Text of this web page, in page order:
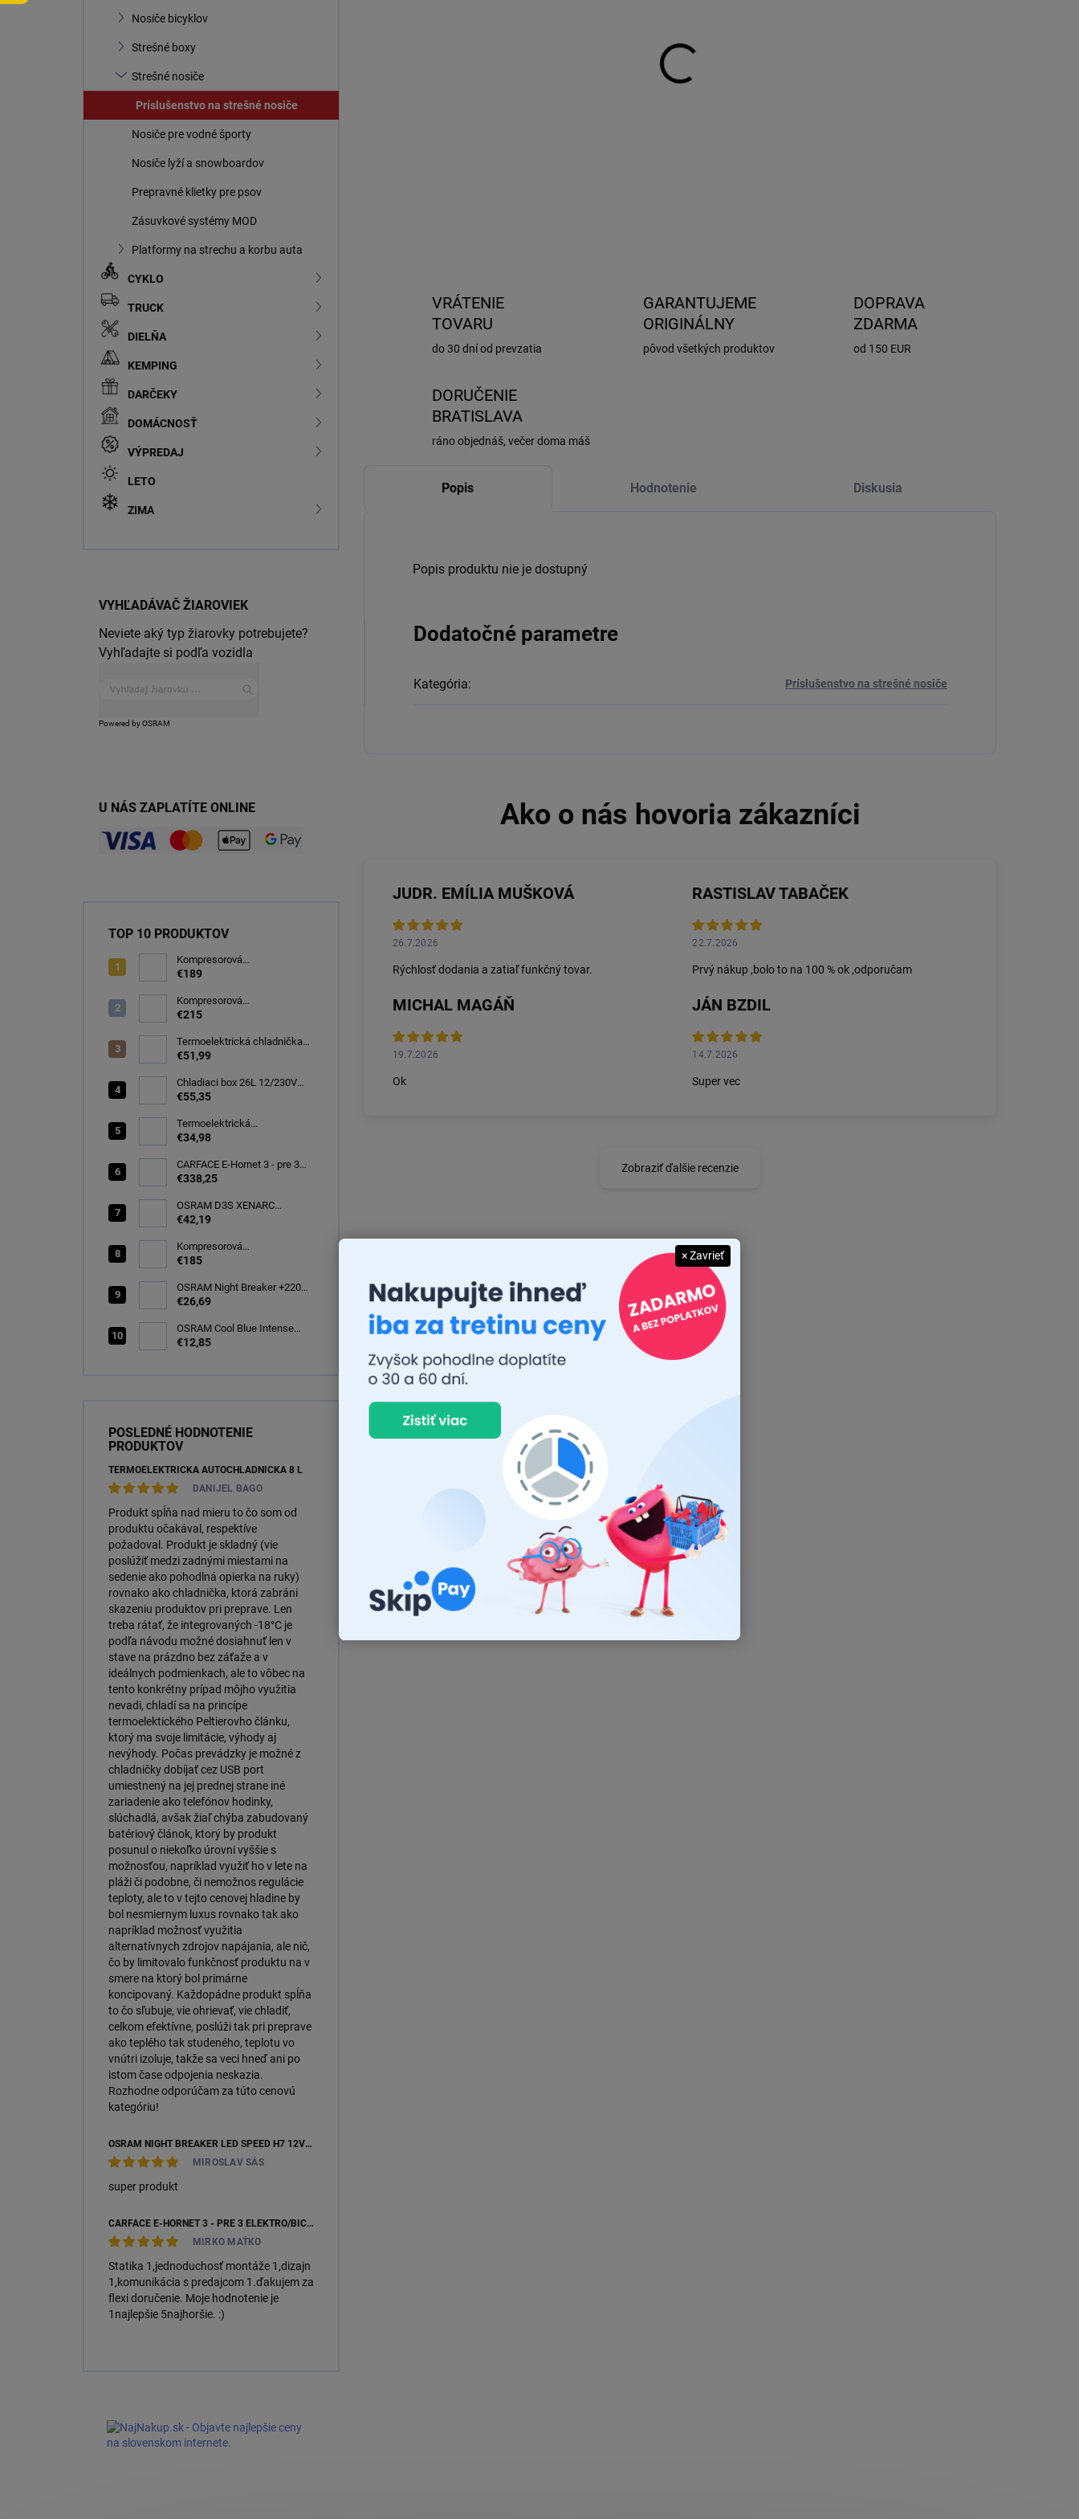
Nosiče bicyklov
Strešné boxy
Strešné nosiče
Príslušenstvo na strešné nosiče
Nosiče pre vodné športy
Nosiče lyží a snowboardov
Prepravné klietky pre psov
Zásuvkové systémy MOD
Platformy na strechu a korbu auta
CYKLO
TRUCK
DIELŇA
KEMPING
DARČEKY
DOMÁCNOSŤ
VÝPREDAJ
LETO
ZIMA
VYHĽADÁVAČ ŽIAROVIEK
Neviete aký typ žiarovky potrebujete?
Vyhľadajte si podľa vozidla
Powered by OSRAM
U NÁS ZAPLATÍTE ONLINE
TOP 10 PRODUKTOV
Kompresorová
autochladnička 32 litrov, -20C
€189
Kompresorová
autochladnička 40 litrov, -22C
€215
Termoelektrická chladnička
CARFACE 29 litrov -20C
€51,99
Chladiaci box 26L 12/230V
autochladnička, modrá
€55,35
Termoelektrická
autochladnička 8 l
€34,98
CARFACE E-Hornet 3 - pre 3
elektro/bicykle
€338,25
OSRAM D3S XENARC
ORIGINAL SPARE 35W
€42,19
Kompresorová
autochladnička 25 litrov, -20C
€185
OSRAM Night Breaker +220%
H7 PX26d 12V 55W BOX
€26,69
OSRAM Cool Blue Intense
(NEXT GEN) H7 PX26d 12V
€12,85
POSLEDNÉ HODNOTENIE
PRODUKTOV
TERMOELEKTRICKÁ AUTOCHLADNIČKA 8 L
DANIJEL BAGO
Produkt spĺňa nad mieru to čo som od
produktu očakával, respektíve
požadoval. Produkt je skladný (vie
poslúžiť medzi zadnými miestami na
sedenie ako pohodlná opierka na ruky)
rovnako ako chladnička, ktorá zabráni
skazeniu produktov pri preprave. Len
treba rátať, že integrovaných -18°C je
podľa návodu možné dosiahnuť len v
stave na prázdno bez záťaže a v
ideálnych podmienkach, ale to vôbec na
tento konkrétny prípad môjho využitia
nevadi, chladí sa na princípe
termoelektického Peltierovho článku,
ktorý ma svoje limitácie, výhody aj
nevýhody. Počas prevádzky je možné z
chladničky dobíjať cez USB port
umiestnený na jej prednej strane iné
zariadenie ako telefónov hodinky,
slúchadlá, avšak žiaľ chýba zabudovaný
batériový článok, ktorý by produkt
posunul o niekoľko úrovni vyššie s
možnosťou, napríklad využiť ho v lete na
pláži či podobne, či nemožnos regulácie
teploty, ale to v tejto cenovej hladine by
bol nesmiernym luxus rovnako tak ako
napríklad možnosť využitia
alternatívnych zdrojov napájania, ale nič,
čo by limitovalo funkčnosť produktu na v
smere na ktorý bol primárne
koncipovaný. Každopádne produkt spĺňa
to čo sľubuje, vie ohrievať, vie chladiť,
celkom efektívne, poslúži tak pri preprave
ako teplého tak studeného, teplotu vo
vnútri izoluje, takže sa veci hneď ani po
istom čase odpojenia neskazia.
Rozhodne odporúčam za túto cenovú
kategóriu!
OSRAM NIGHT BREAKER LED SPEED H7 12V 16W 6000K +450 % (64210DWNBSP450-2HB) – 2KS, ECOPACK
MIROSLAV SÁS
super produkt
CARFACE E-HORNET 3 - PRE 3 ELEKTRO/BICYKLE
MIRKO MAŤKO
Statika 1,jednoduchosť montáže 1,dizajn
1,komunikácia s predajcom 1.ďakujem za
flexi doručenie. Moje hodnotenie je
1najlepšie 5najhoršie. :)
VRÁTENIE
TOVARU
do 30 dní od prevzatia
GARANTUJEME
ORIGINÁLNY
pôvod všetkých produktov
DOPRAVA
ZDARMA
od 150 EUR
DORUČENIE
BRATISLAVA
ráno objednáš, večer doma máš
Popis Hodnotenie Diskusia
Popis produktu nie je dostupný
Dodatočné parametre
Kategória: Príslušenstvo na strešné nosiče
JUDR. EMÍLIA MUŠKOVÁ
26.7.2026
Rýchlosť dodania a zatiaľ funkčný tovar.
RASTISLAV TABAČEK
22.7.2026
Prvý nákup ,bolo to na 100 % ok ,odporučam
MICHAL MAGÁŇ
19.7.2026
Ok
JÁN BZDIL
14.7.2026
Super vec
Zobraziť ďalšie recenzie
× Zavrieť